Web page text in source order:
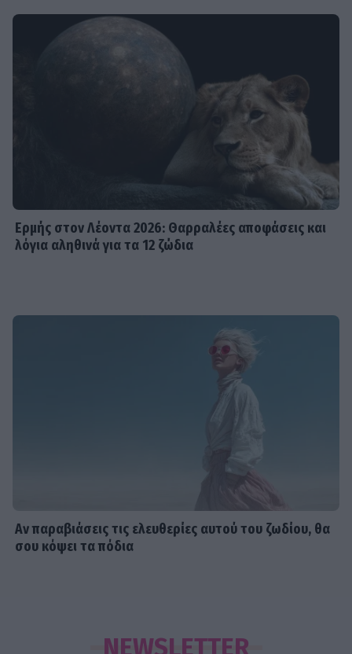
Ερμής στον Λέοντα 2026: Θαρραλέες αποφάσεις και
λόγια αληθινά για τα 12 ζώδια
Αν παραβιάσεις τις ελευθερίες αυτού του ζωδίου, θα
σου κόψει τα πόδια
NEWSLETTER